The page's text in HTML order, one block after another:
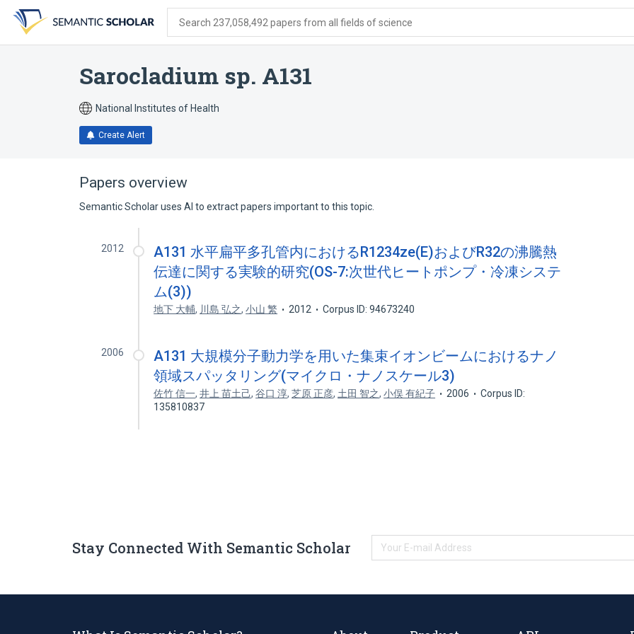
search
form
content
account
menu
Search 237,058,492 papers from all fields of science
Sarocladium sp. A131
National Institutes of Health
Create Alert
Papers overview
Semantic Scholar uses AI to extract papers important to this topic.
2012
A131 水平扁平多孔管内におけるR1234ze(E)およびR32の沸騰熱
伝達に関する実験的研究(OS-7:次世代ヒートポンプ・冷凍システ
ム(3))
地下 大輔, 川島 弘之,小山 繁 2012 Corpus ID: 94673240
2006
A131 大規模分子動力学を用いた集束イオンビームにおけるナノ
領域スパッタリング(マイクロ・ナノスケール3)
佐竹 信一,井上 苗土己,谷口 淳,芝原 正彦, 土田 智之,小俣 有紀子 2006
Corpus ID:
135810837
Stay Connected With Semantic Scholar